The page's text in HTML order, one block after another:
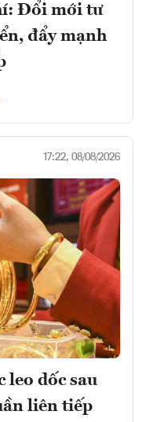
Đổi mới tư
đẩy mạnh
17:22, 08/08/2026
leo dốc sau
liên tiếp